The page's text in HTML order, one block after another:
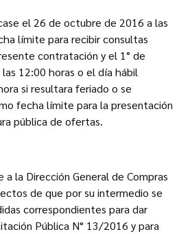
el 26 de octubre de 2016 a las
límite para recibir consultas
contratación y el 1° de
12:00 horas o el día hábil
si resultara feriado o se
fecha límite para la presentación
pública de ofertas.
a la Dirección General de Compras
de que por su intermedio se
correspondientes para dar
Pública N° 13/2016 y para